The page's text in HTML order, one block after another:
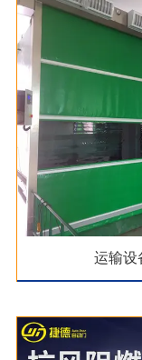
运输设